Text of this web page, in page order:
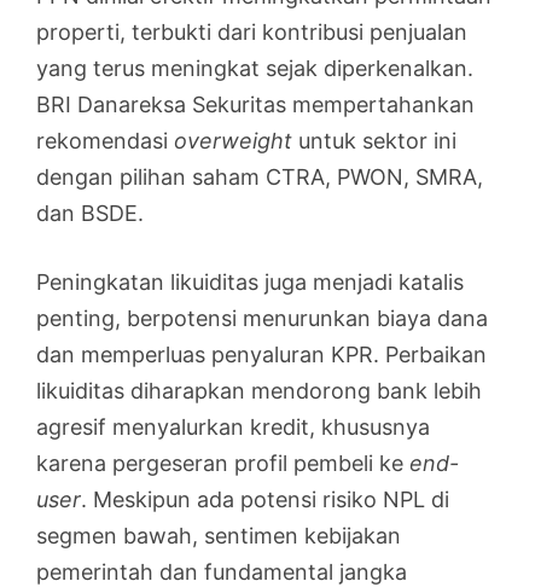
properti, terbukti dari kontribusi penjualan
yang terus meningkat sejak diperkenalkan.
BRI Danareksa Sekuritas mempertahankan
rekomendasi overweight untuk sektor ini
dengan pilihan saham CTRA, PWON, SMRA,
dan BSDE.
Peningkatan likuiditas juga menjadi katalis
penting, berpotensi menurunkan biaya dana
dan memperluas penyaluran KPR. Perbaikan
likuiditas diharapkan mendorong bank lebih
agresif menyalurkan kredit, khususnya
karena pergeseran profil pembeli ke end-
user. Meskipun ada potensi risiko NPL di
segmen bawah, sentimen kebijakan
pemerintah dan fundamental jangka